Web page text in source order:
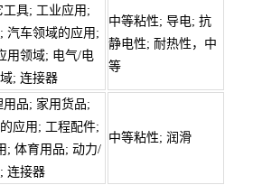
工具; 工业应用;
汽车领域的应用;
用领域; 电气/电
; 连接器
中等粘性; 导电; 抗
静电性; 耐热性，中
等
用品; 家用货品;
应用; 工程配件;
; 体育用品; 动力/
连接器
中等粘性; 润滑